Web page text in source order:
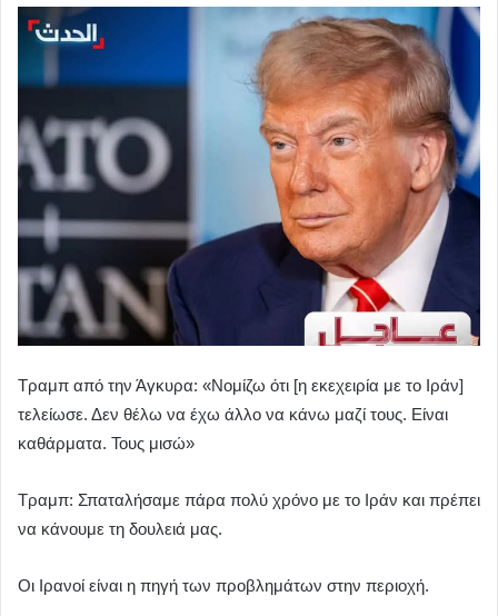
Τραμπ από την Άγκυρα: «Νομίζω ότι [η εκεχειρία με το Ιράν]
τελείωσε. Δεν θέλω να έχω άλλο να κάνω μαζί τους. Είναι
καθάρματα. Τους μισώ»
Τραμπ: Σπαταλήσαμε πάρα πολύ χρόνο με το Ιράν και πρέπει
να κάνουμε τη δουλειά μας.
Οι Ιρανοί είναι η πηγή των προβλημάτων στην περιοχή.